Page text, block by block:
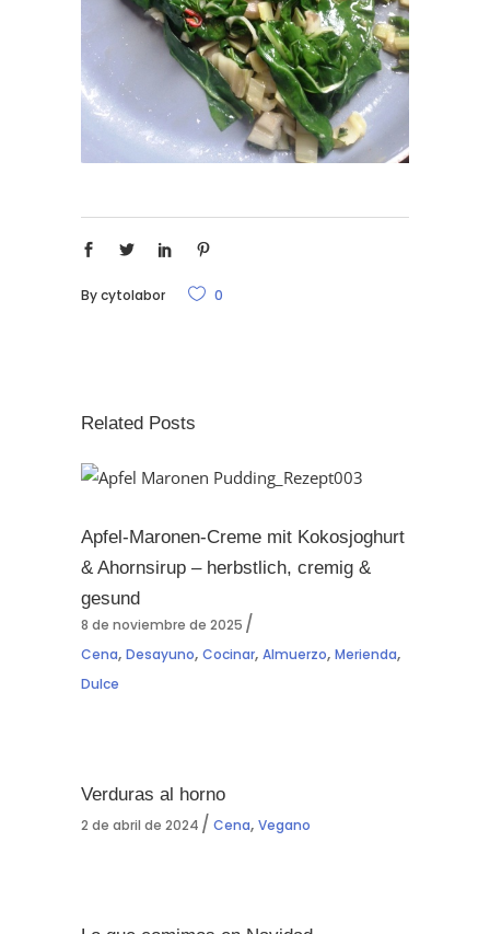
Bycytolabor 0
Related Posts
Apfel-Maronen-Creme mit Kokosjoghurt
& Ahornsirup – herbstlich, cremig &
gesund
8 de noviembre de 2025
Cena, Desayuno, Cocinar, Almuerzo, Merienda,
Dulce
Verduras al horno
2 de abril de 2024 Cena, Vegano